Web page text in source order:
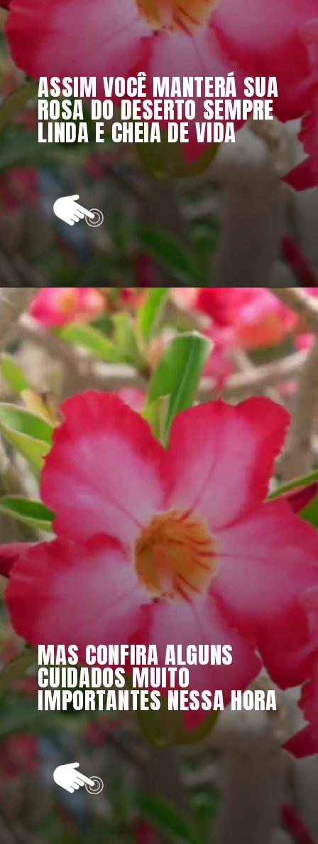
ASSIM VOCÊ MANTERÁ SUA
ROSA DO DESERTO SEMPRE
LINDA E CHEIA DE VIDA
Opening https://vivendoagro.com.br/rosa-do-deserto-como-fazer-a-poda-dessa-linda-planta.html
MAS CONFIRA ALGUNS
CUIDADOS MUITO
IMPORTANTES NESSA HORA